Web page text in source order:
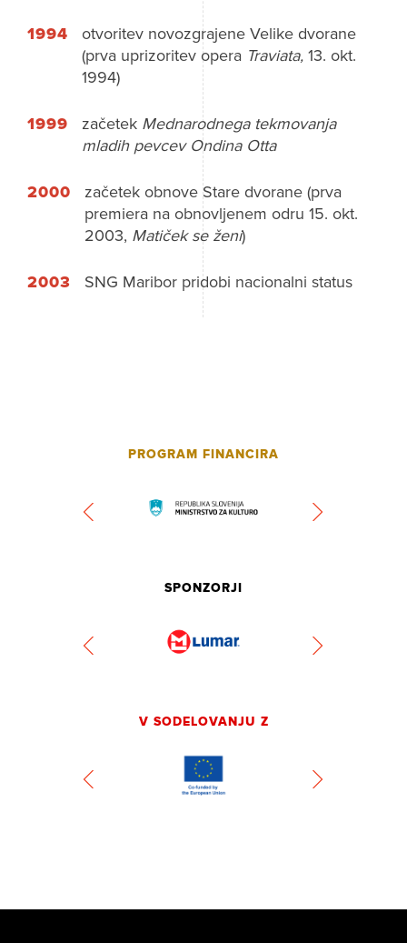
1994
otvoritev novozgrajene Velike dvorane
(prva uprizoritev opera Traviata, 13. okt.
1994)
1999 začetek Mednarodnega tekmovanja
mladih pevcev Ondina Otta
2000
začetek obnove Stare dvorane (prva
premiera na obnovljenem odru 15. okt.
2003, Matiček se ženi)
2003 SNG Maribor pridobi nacionalni status
PROGRAM FINANCIRA
SPONZORJI
V SODELOVANJU Z